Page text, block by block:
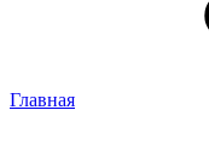
Главная